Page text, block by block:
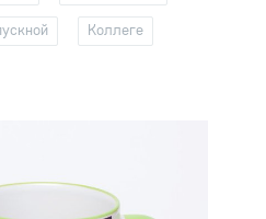
Коллеге